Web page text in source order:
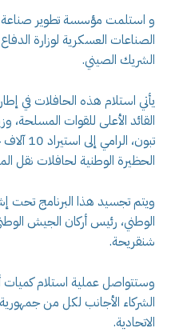
و استلمت مؤسسة تطوير صناعة
الصناعات العسكرية لوزارة
الشريك الصيني.
يأتي استلام هذه الحافلات في
القائد الأعلى للقوات المسلحة،
تبون،
الحظيرة الوطنية لحافلات نقل
ويتم تجسيد هذا البرنامج تحت
الوطني، رئيس أركان الجيش
شنقريحة.
وستتواصل عملية استلام
الشركاء الأجانب لكل من
الاتحادية.